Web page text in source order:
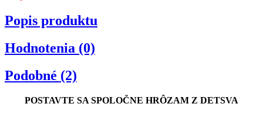
Popis produktu
Hodnotenia (0)
Podobné (2)
POSTAVTE SA SPOLOČNE HRÔZAM Z DETSVA